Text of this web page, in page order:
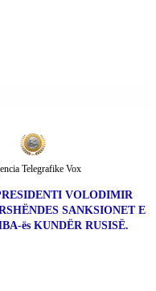
VOLODIMIR
SANKSIONET E
ës KUNDËR RUSISË.
Telegrafike Vox